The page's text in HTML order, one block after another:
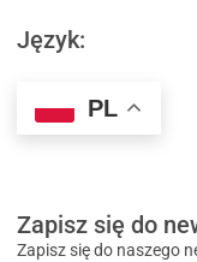
Język:
PL
Zapisz się do
Zapisz się do naszego